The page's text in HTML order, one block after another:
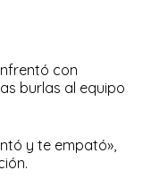
con
burlas al equipo
y te empató»,